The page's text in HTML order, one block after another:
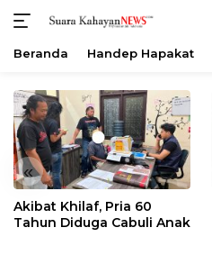
konten
Beranda Handep Hapakat
«
Akibat Khilaf, Pria 60
Tahun Diduga Cabuli Anak